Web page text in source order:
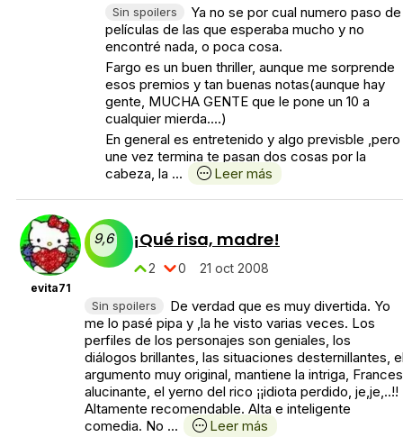
Sin spoilers
Ya no se por cual numero paso de
películas de las que esperaba mucho y no
encontré nada, o poca cosa.
Fargo es un buen thriller, aunque me sorprende
esos premios y tan buenas notas(aunque hay
gente, MUCHA GENTE que le pone un 10 a
cualquier mierda....)
En general es entretenido y algo previsble ,pero
une vez termina te pasan dos cosas por la
cabeza, la ...
Leer más
evita71
9,6 ¡Qué risa, madre!
2 0 21 oct 2008
Sin spoilers
De verdad que es muy divertida. Yo
me lo pasé pipa y ,la he visto varias veces. Los
perfiles de los personajes son geniales, los
diálogos brillantes, las situaciones desternillantes,
argumento muy original, mantiene la intriga, Frances
alucinante, el yerno del rico ¡¡idiota perdido, je,je,..!!
Altamente recomendable. Alta e inteligente
comedia. No ...
Leer más